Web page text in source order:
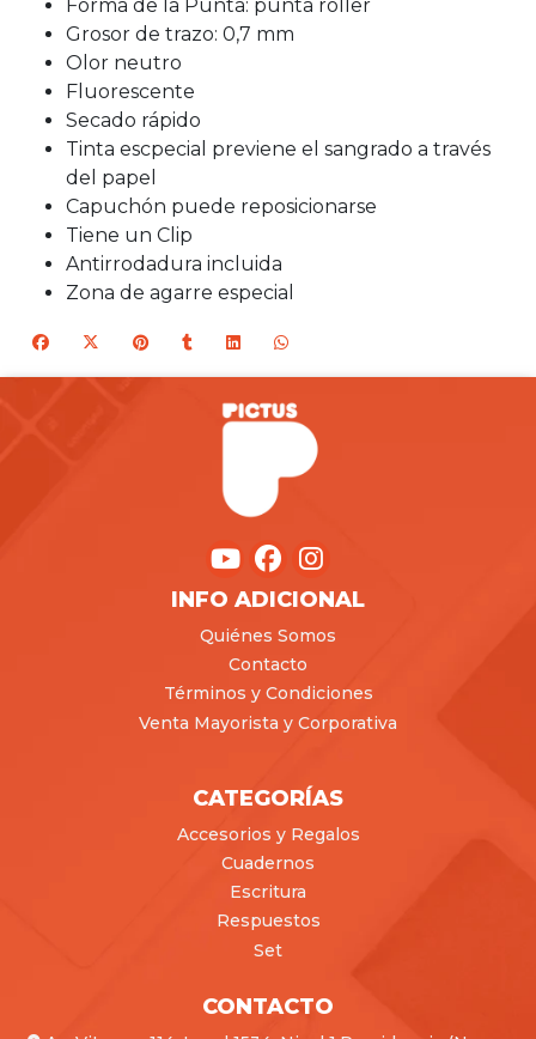
Forma de la Punta: punta roller
Grosor de trazo: 0,7 mm
Olor neutro
Fluorescente
Secado rápido
Tinta escpecial previene el sangrado a través
del papel
Capuchón puede reposicionarse
Tiene un Clip
Antirrodadura incluida
Zona de agarre especial
INFO ADICIONAL
Quiénes Somos
Contacto
Términos y Condiciones
Venta Mayorista y Corporativa
CATEGORÍAS
Accesorios y Regalos
Cuadernos
Escritura
Respuestos
Set
CONTACTO